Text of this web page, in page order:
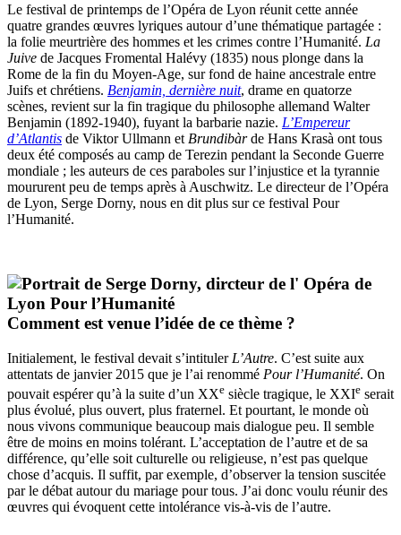
Le festival de printemps de l’Opéra de Lyon réunit cette année
quatre grandes œuvres lyriques autour d’une thématique partagée :
la folie meurtrière des hommes et les crimes contre l’Humanité. La
Juive de Jacques Fromental Halévy (1835) nous plonge dans la
Rome de la fin du Moyen-Age, sur fond de haine ancestrale entre
Juifs et chrétiens. Benjamin, dernière nuit, drame en quatorze
scènes, revient sur la fin tragique du philosophe allemand Walter
Benjamin (1892-1940), fuyant la barbarie nazie. L’Empereur
d’Atlantis de Viktor Ullmann et Brundibàrde Hans Krasà ont tous
deux été composés au camp de Terezin pendant la Seconde Guerre
mondiale ; les auteurs de ces paraboles sur l’injustice et la tyrannie
moururent peu de temps après à Auschwitz. Le directeur de l’Opéra
de Lyon, Serge Dorny, nous en dit plus sur ce festival Pour
l’Humanité.
Comment est venue l’idée de ce thème ?
Initialement, le festival devait s’intituler L’Autre. C’est suite aux
attentats de janvier 2015 que je l’ai renommé Pour l’Humanité. On
pouvait espérer qu’à la suite d’un XXe siècle tragique, le XXIe serait
plus évolué, plus ouvert, plus fraternel. Et pourtant, le monde où
nous vivons communique beaucoup mais dialogue peu. Il semble
être de moins en moins tolérant. L’acceptation de l’autre et de sa
différence, qu’elle soit culturelle ou religieuse, n’est pas quelque
chose d’acquis. Il suffit, par exemple, d’observer la tension suscitée
par le débat autour du mariage pour tous. J’ai donc voulu réunir des
œuvres qui évoquent cette intolérance vis-à-vis de l’autre.